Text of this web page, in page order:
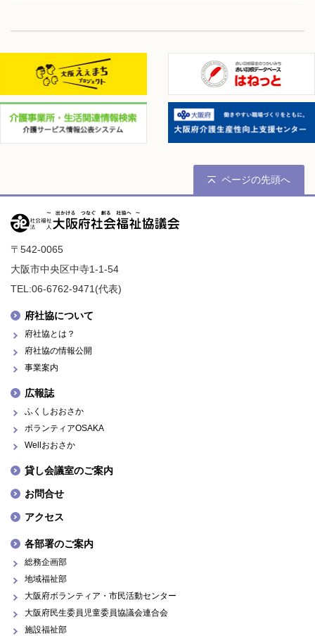
ページの先頭へ
〒542-0065
大阪市中央区中寺1-1-54
TEL:06-6762-9471(代表)
府社協について
府社協とは？
府社協の情報公開
事業案内
広報誌
ふくしおおさか
ボランティアOSAKA
Wellおおさか
貸し会議室のご案内
お問合せ
アクセス
各部署のご案内
総務企画部
地域福祉部
大阪府ボランティア・市民活動センター
大阪府民生委員児童委員協議会連合会
施設福祉部